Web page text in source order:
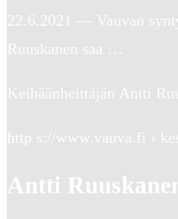
22.6.2021 — Vauvan
Ruuskanen saa …
Keihäänheittäjän Antti
http s://www.vauva.fi ›
Antti